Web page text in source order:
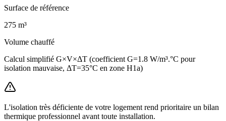
Surface de référence
275 m³
Volume chauffé
Calcul simplifié G×V×ΔT (coefficient G=1.8 W/m³.°C pour
isolation mauvaise, ΔT=35°C en zone H1a)
L'isolation très déficiente de votre logement rend prioritaire un bilan
thermique professionnel avant toute installation.